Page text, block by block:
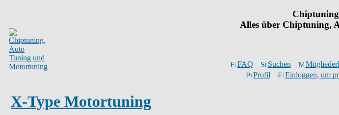
Alles über Chiptuning,
FAQ Suchen
Profil
Einloggen, um
X-Type Motortuning